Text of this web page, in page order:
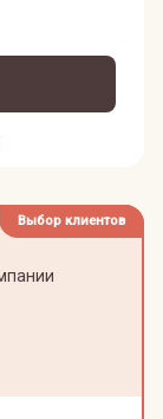
Выбор клиентов